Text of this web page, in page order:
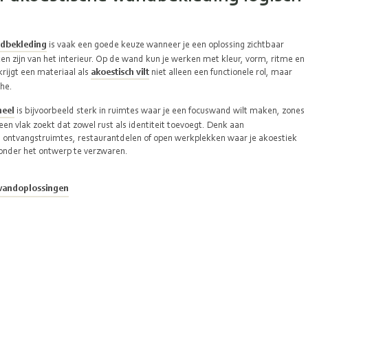
is vaak een goede keuze wanneer je een oplossing zichtbaar
zijn van het interieur. Op de wand kun je werken met kleur, vorm, ritme en
een materiaal als akoestisch vilt niet alleen een functionele rol, maar
is bijvoorbeeld sterk in ruimtes waar je een focuswand wilt maken, zones
vlak zoekt dat zowel rust als identiteit toevoegt. Denk aan
restaurantdelen of open werkplekken waar je akoestiek
het ontwerp te verzwaren.